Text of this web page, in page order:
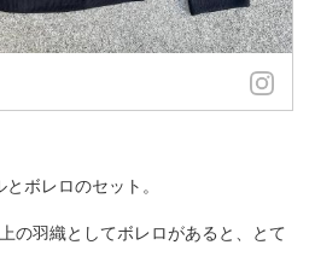
ボレロのセット。
の羽織としてボレロがあると、とて